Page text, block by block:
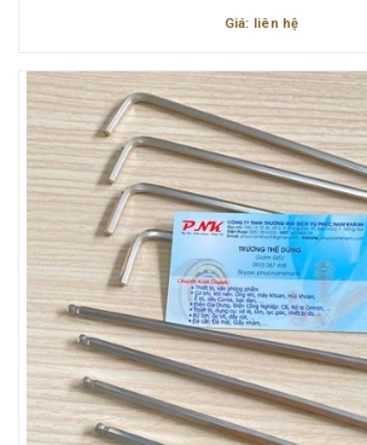
Giá: liên hệ